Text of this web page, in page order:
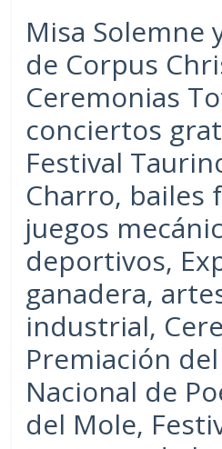
Misa Solemne
de Corpus
Ceremonias
conciertos
Festival
Charro, bailes
juegos
deportivos,
ganadera,
industrial,
Premiación
Nacional de
del Mole,